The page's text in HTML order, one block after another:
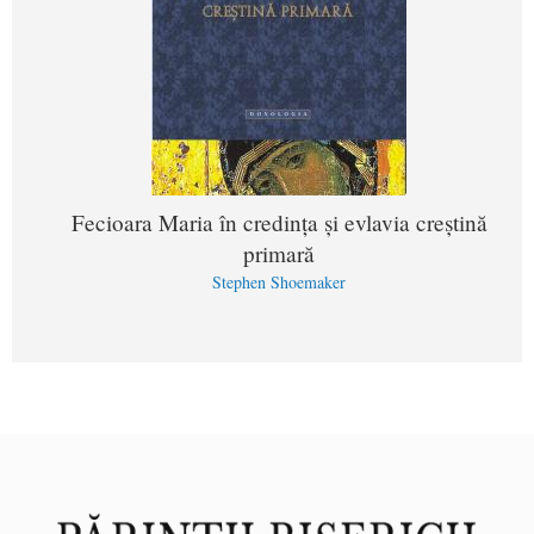
Fecioara Maria în credinţa şi evlavia creştină
primară
Stephen Shoemaker